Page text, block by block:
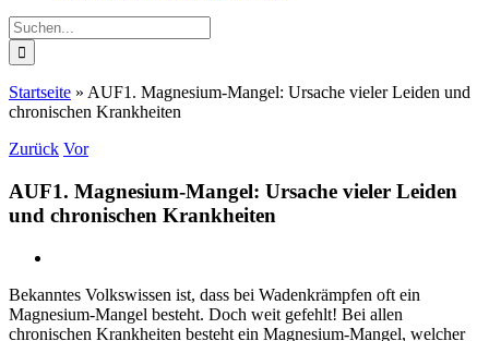
Suche
nach:
Startseite » AUF1. Magnesium-Mangel: Ursache vieler Leiden und
chronischen Krankheiten
Zurück Vor
AUF1. Magnesium-Mangel: Ursache vieler Leiden
und chronischen Krankheiten
Bekanntes Volkswissen ist, dass bei Wadenkrämpfen oft ein
Magnesium-Mangel besteht. Doch weit gefehlt! Bei allen
chronischen Krankheiten besteht ein Magnesium-Mangel, welcher